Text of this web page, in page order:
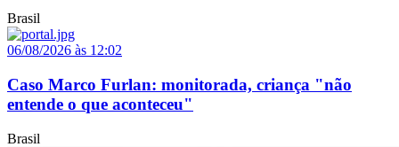
Brasil
06/08/2026 às 12:02
Caso Marco Furlan: monitorada, criança "não
entende o que aconteceu"
Brasil